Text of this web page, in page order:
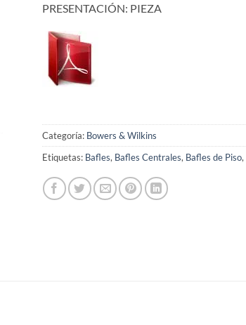
PRESENTACIÓN: PIEZA
Categoría: Bowers & Wilkins
Etiquetas: Bafles, Bafles Centrales, Bafles de Piso,